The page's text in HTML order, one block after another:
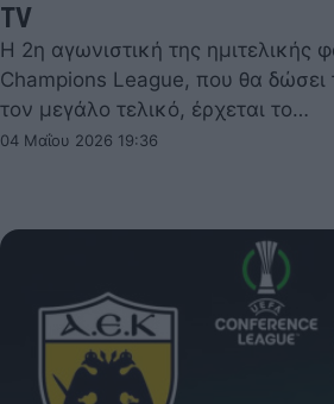
TV
Η 2η αγωνιστική της ημιτελικής
Champions League, που θα δώσει
τον μεγάλο τελικό, έρχεται το…
04 Μαΐου 2026 19:36